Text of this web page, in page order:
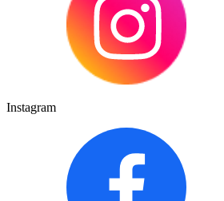
Instagram